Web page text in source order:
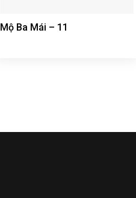
Mộ Ba Mái – 11